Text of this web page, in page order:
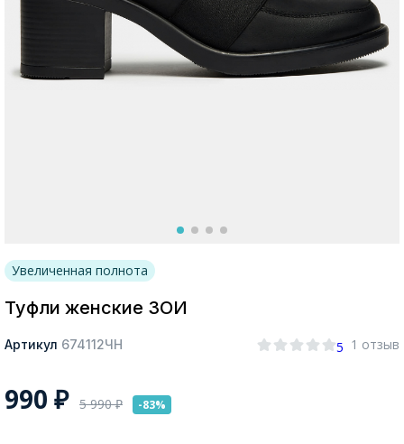
Покупателям
Увеличенная полнота
Туфли женские ЗОИ
Артикул 674112ЧН 5 1 отзыв
990 ₽ 5 990₽ -83%